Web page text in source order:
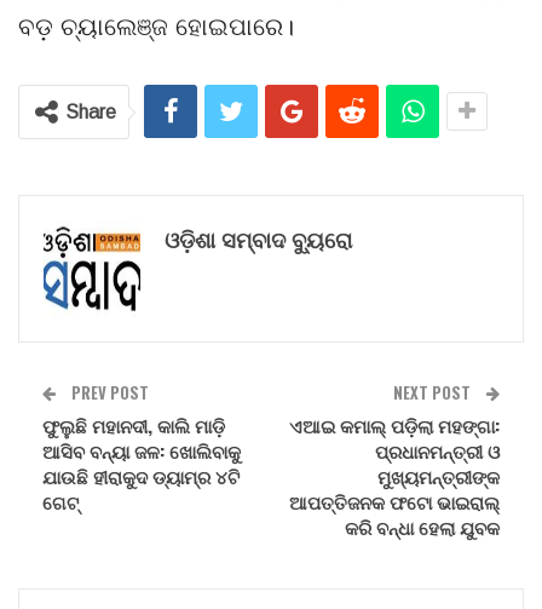
ବଡ଼ ଚ୍ୟାଲେଞ୍ଜ ହୋଇପାରେ।
Share
ଓଡ଼ିଶା ସମ୍ବାଦ ବ୍ୟୁରୋ
PREV POST
ଫୁଲୁଛି ମହାନଦୀ, କାଲି ମାଡ଼ି
ଆସିବ ବନ୍ୟା ଜଳ: ଖୋଲିବାକୁ
ଯାଉଛି ହୀରାକୁଦ ଡ୍ୟାମ୍‌ର ୪ଟି
ଗେଟ୍
NEXT POST
ଏଆଇ କମାଲ୍ ପଡ଼ିଲା ମହଙ୍ଗା:
ପ୍ରଧାନମନ୍ତ୍ରୀ ଓ
ମୁଖ୍ୟମନ୍ତ୍ରୀଙ୍କ
ଆପତ୍ତିଜନକ ଫଟୋ ଭାଇରାଲ୍
କରି ବନ୍ଧା ହେଲା ଯୁବକ